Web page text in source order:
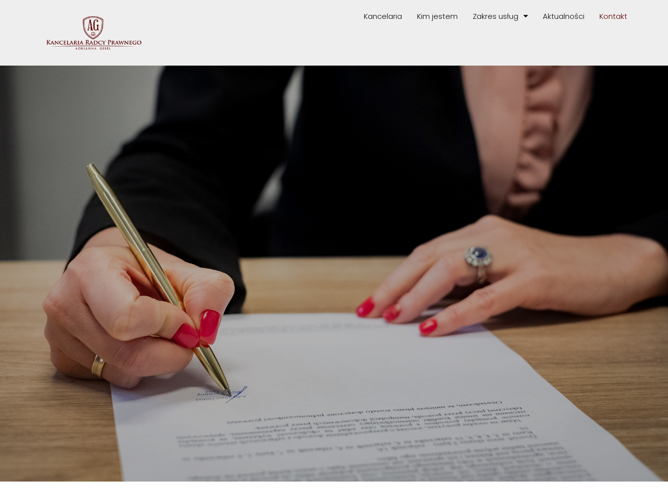
Kancelaria Kim jestem Zakres usług Aktualności Kontakt